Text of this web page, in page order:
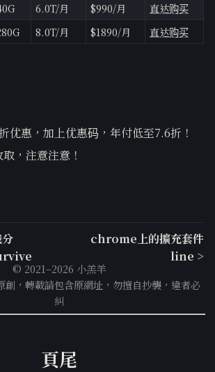
6.0T/月 $990/月
直达购买
8.0T/月 $1890/月 直达购买
优惠，加上优惠码，年付低至7.6折！
，注意注意！
chrome上的擴充套件
line >
© 2021–2026 小羔羊
創，轉載請包含原網址，勿擅自抄襲，違者必
糾
頁尾